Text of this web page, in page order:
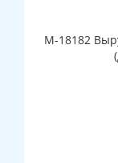
М-18182